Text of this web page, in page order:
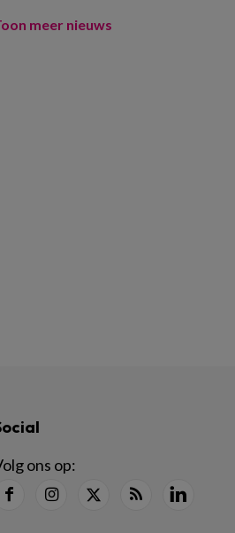
meer nieuws
ons op: